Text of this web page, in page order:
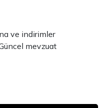
ve indirimler
mevzuat